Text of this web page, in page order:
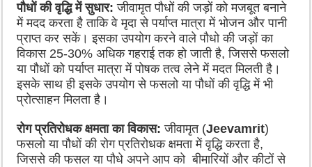
पौधों की वृद्धि में सुधार: जीवामृत पौधों की जड़ों को मजबूत बनाने
में मदद करता है ताकि वे मृदा से पर्याप्त मात्रा में भोजन और पानी
प्राप्त कर सकें। इसका उपयोग करने वाले पौधो की जड़ों का
विकास 25-30% अधिक गहराई तक हो जाती है, जिससे फसलो
या पौधों को पर्याप्त मात्रा में पोषक तत्व लेने में मदत मिलती है।
इसके साथ ही इसके उपयोग से फसलो या पौधों की वृद्धि में भी
प्रोत्साहन मिलता है।
रोग प्रतिरोधक क्षमता का विकास: जीवामृत (Jeevamrit)
फसलो या पौधों की रोग प्रतिरोधक क्षमता में वृद्धि करता है,
जिससे की फसल या पौधे अपने आप को बीमारियों और कीटों से